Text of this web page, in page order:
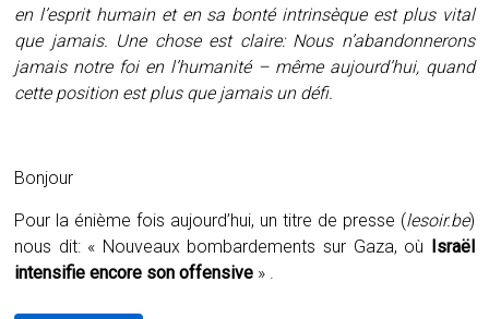
en l’esprit humain et en sa bonté intrinsèque est plus vital
que jamais. Une chose est claire: Nous n’abandonnerons
jamais notre foi en l’humanité – même aujourd’hui, quand
cette position est plus que jamais un défi.
Bonjour
Pour la énième fois aujourd’hui, un titre de presse (lesoir.be)
nous dit: « Nouveaux bombardements sur Gaza, où
Israël
intensifie encore son offensive » .